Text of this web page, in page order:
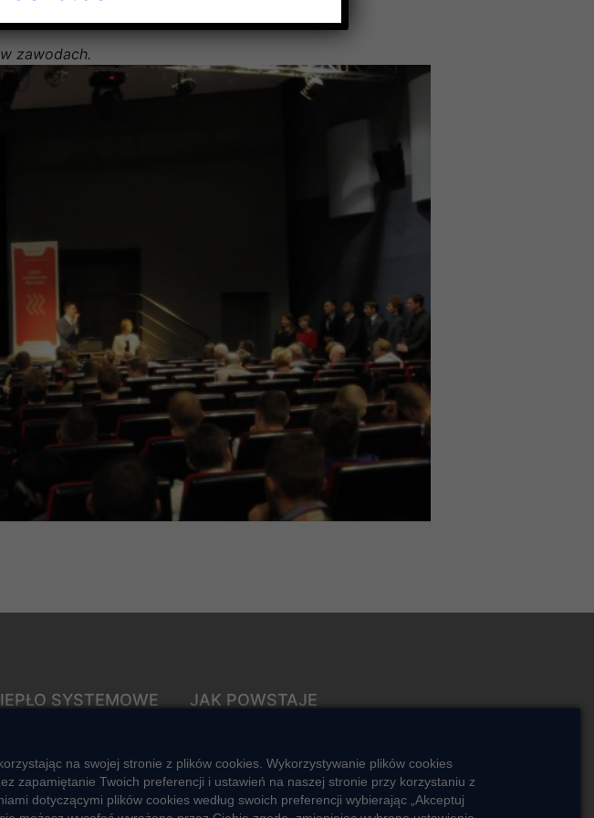
zawodach.
SYSTEMOWE
okołociepłownicze
JAK POWSTAJE
Mapa sieci ciepłowniczej
KIERUNKI ROZWOJU SIECI
na swojej stronie z plików cookies. Wykorzystywanie plików cookies
zapamiętanie Twoich preferencji i ustawień na naszej stronie przy korzystaniu z
dotyczącymi plików cookies według swoich preferencji wybierając „Akceptuj